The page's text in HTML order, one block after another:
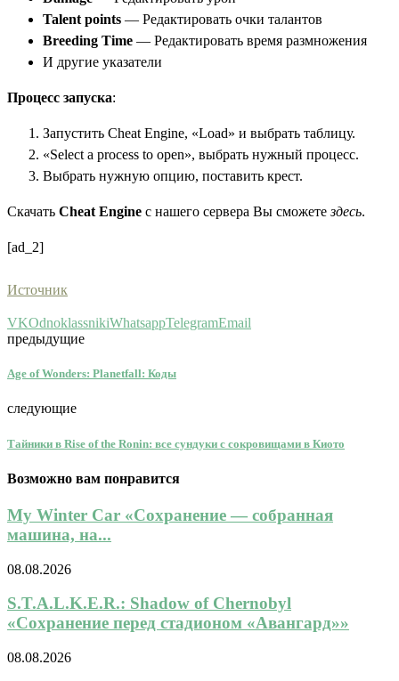
Talent points — Редактировать очки талантов
Breeding Time — Редактировать время размножения
И другие указатели
Процесс запуска:
Запустить Cheat Engine, «Load» и выбрать таблицу.
«Select a process to open», выбрать нужный процесс.
Выбрать нужную опцию, поставить крест.
Скачать Cheat Engine с нашего сервера Вы сможетездесь.
[ad_2]
Источник
VKOdnoklassnikiWhatsappTelegramEmail
предыдущие
Age of Wonders: Planetfall: Коды
следующие
Тайники в Rise of the Ronin: все сундуки с сокровищами в Киото
Возможно вам понравится
My Winter Car «Сохранение — собранная
машина, на...
08.08.2026
S.T.A.L.K.E.R.: Shadow of Chernobyl
«Сохранение перед стадионом «Авангард»»
08.08.2026